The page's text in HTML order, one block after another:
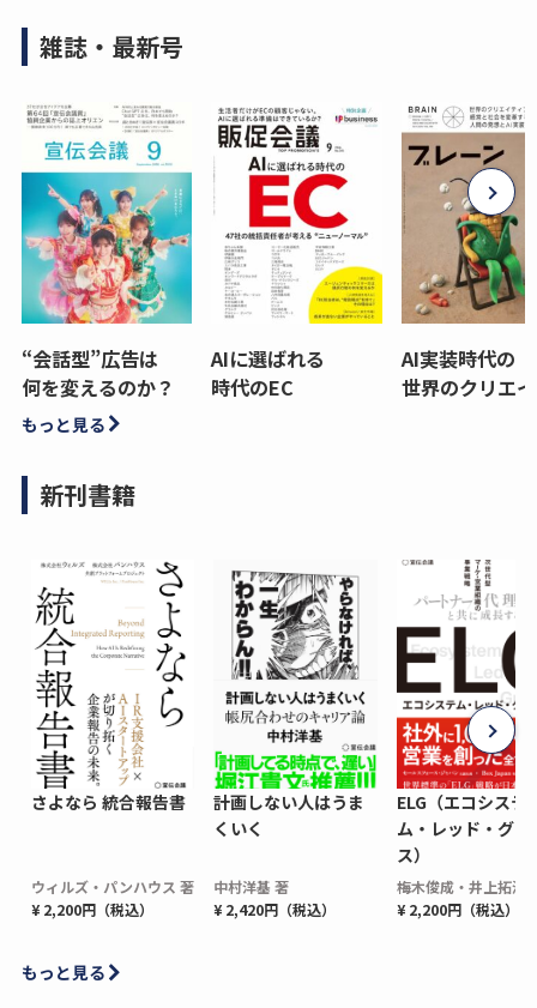
雑誌・最新号
“会話型”広告は
何を変えるのか？
AIに選ばれる
時代のEC
AI実装時代の
世界のクリエ
もっと見る
新刊書籍
さよなら 統合報告書
ウィルズ・パンハウス 著
¥ 2,200円（税込）
計画しない人はうま
くいく
中村洋基 著
¥ 2,420円（税込）
ELG（エコシステ
ム・レッド・グロ
ス）
梅木俊成・井上拓海
¥ 2,200円（税込）
もっと見る